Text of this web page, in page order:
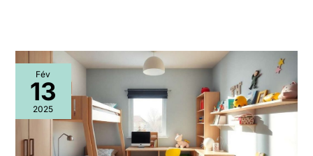
Fév
13
2025
Optimiser
l’espace
dans
une
petite
chambre
d’enfant